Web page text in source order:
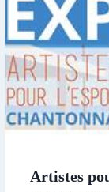
Artistes